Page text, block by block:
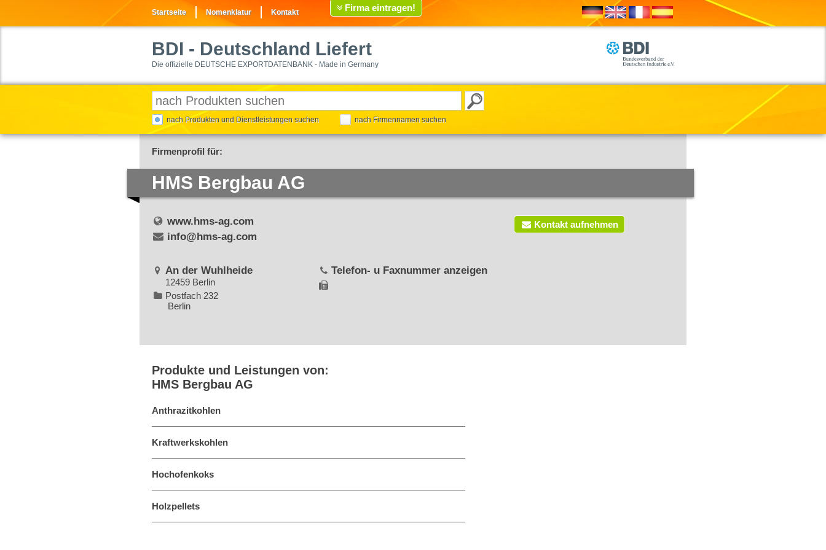
Startseite Nomenklatur Kontakt Firma eintragen!
BDI - Deutschland Liefert
Die offizielle DEUTSCHE EXPORTDATENBANK - Made in Germany
nach Produkten und Dienstleistungen suchen nach Firmennamen suchen
Firmenprofil für:
HMS Bergbau AG
Kontakt aufnehmen
www.hms-ag.com
info@hms-ag.com
An der Wuhlheide
12459 Berlin
Postfach 232
Berlin
Telefon- u Faxnummer anzeigen
Produkte und Leistungen von:
HMS Bergbau AG
Anthrazitkohlen
Kraftwerkskohlen
Hochofenkoks
Holzpellets